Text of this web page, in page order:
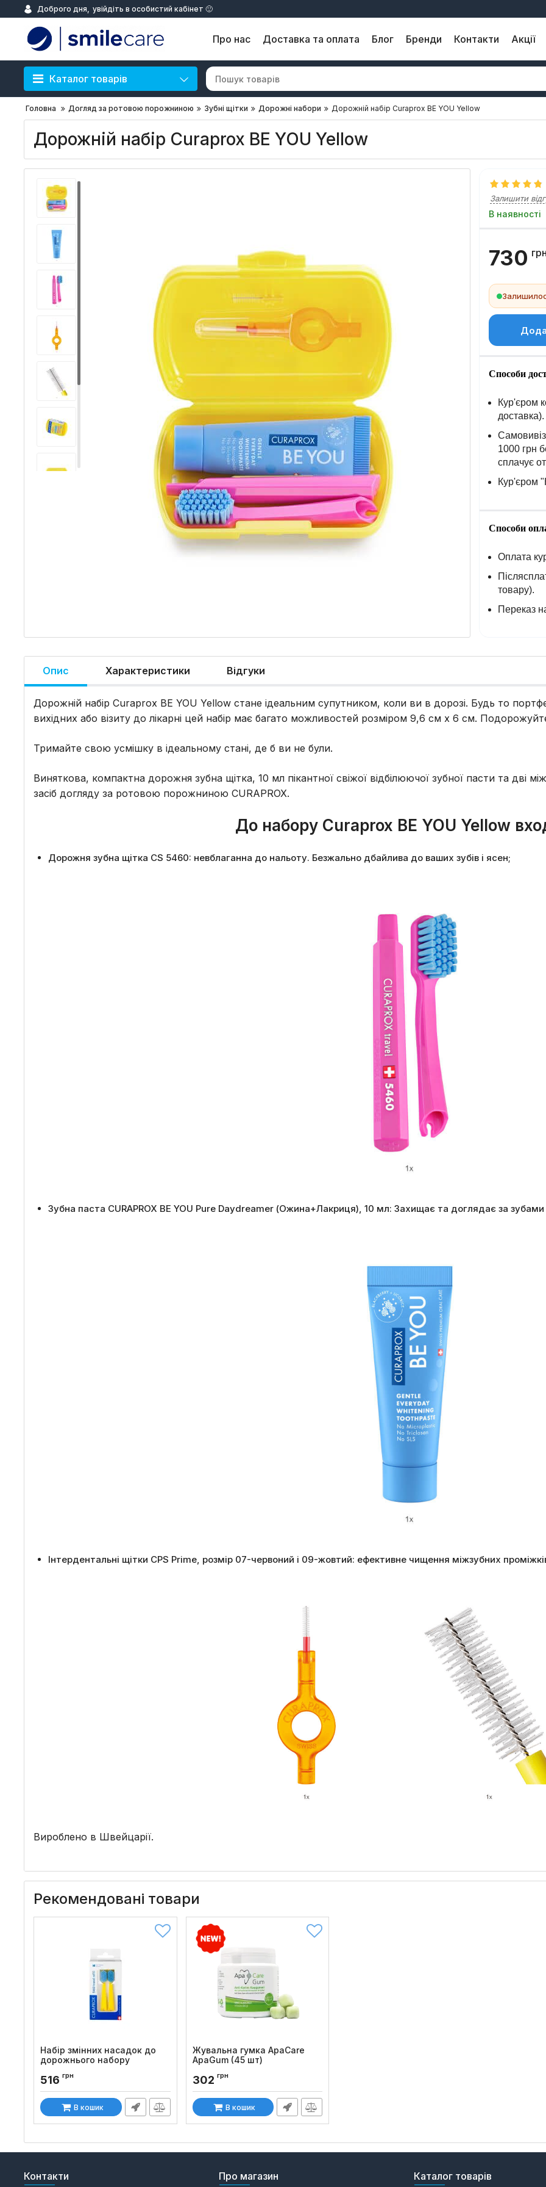
Доброго дня, увійдіть в особистий кабінет 🙂
Про нас Доставка та оплата Блог Бренди Контакти Акції
Каталог товарів
Головна Догляд за ротовою порожниною Зубні щітки Дорожні набори Дорожній набір Curaprox BE YOU Yellow
Дорожній набір Curaprox BE YOU Yellow
Залишити
В наявності
730
Способи
Кур'єром
доставка).
1000 грн
сплачує
Кур'єром
Способи
Оплата
товару).
Переказ
Опис Характеристики Відгуки
Дорожній набір Curaprox BE YOU Yellow стане ідеальним супутником, коли ви в дорозі. Будь то
вихідних або візиту до лікарні цей набір має багато можливостей розміром 9,6 см x 6 см.
Тримайте свою усмішку в ідеальному стані, де б ви не були.
Виняткова, компактна дорожня зубна щітка, 10 мл пікантної свіжої відбілюючої зубної пасти та дві
засіб догляду за ротовою порожниною CURAPROX.
До набору Curaprox BE YOU Yellow
Дорожня зубна щітка CS 5460: невблаганна до нальоту. Безжально дбайлива до ваших зубів і ясен;
Зубна паста CURAPROX BE YOU Pure Daydreamer (Ожина+Лакриця), 10 мл: Захищає та доглядає за
Інтердентальні щітки CPS Prime, розмір 07-червоний і 09-жовтий: ефективне чищення міжзубних
Вироблено в Швейцарії.
Рекомендовані товари
Набір змінних насадок до
дорожнього набору
Код товару:
516 грн
В кошик
Жувальна гумка ApaCare
ApaGum (45 шт)
302 грн
В кошик
Контакти Про магазин Каталог товарів